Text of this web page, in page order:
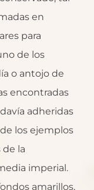
en
para
de los
o antojo de
encontradas
adheridas
los ejemplos
la
imperial.
amarillos,